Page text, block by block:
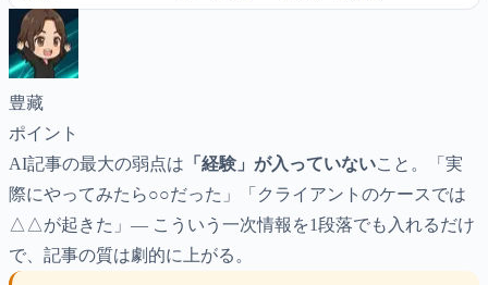
豊藏
ポイント
AI記事の最大の弱点は 「経験」が入っていないこと。「実
際にやってみたら○○だった」「クライアントのケースでは
△△が起きた」— こういう一次情報を1段落でも入れるだけ
で、記事の質は劇的に上がる。